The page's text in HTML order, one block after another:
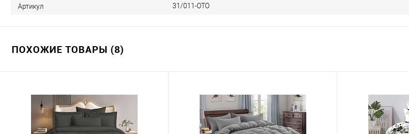
Артикул 31/011-OTO
ПОХОЖИЕ ТОВАРЫ (8)